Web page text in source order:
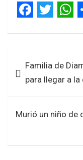
e
o
o
t
r
a
t
A
p
r
de
entradas
Familia de
para llegar a la
Murió un niño de